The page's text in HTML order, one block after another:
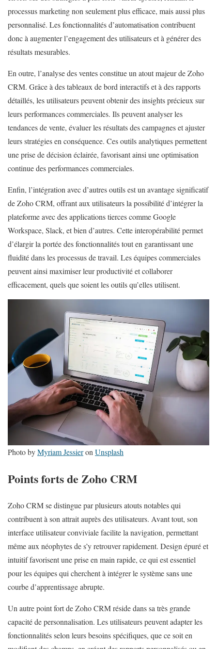
processus marketing non seulement plus efficace, mais aussi plus
personnalisé. Les fonctionnalités d’automatisation contribuent
donc à augmenter l’engagement des utilisateurs et à générer des
résultats mesurables.
En outre, l’analyse des ventes constitue un atout majeur de Zoho
CRM. Grâce à des tableaux de bord interactifs et à des rapports
détaillés, les utilisateurs peuvent obtenir des insights précieux sur
leurs performances commerciales. Ils peuvent analyser les
tendances de vente, évaluer les résultats des campagnes et ajuster
leurs stratégies en conséquence. Ces outils analytiques permettent
une prise de décision éclairée, favorisant ainsi une optimisation
continue des performances commerciales.
Enfin, l’intégration avec d’autres outils est un avantage significatif
de Zoho CRM, offrant aux utilisateurs la possibilité d’intégrer la
plateforme avec des applications tierces comme Google
Workspace, Slack, et bien d’autres. Cette interopérabilité permet
d’élargir la portée des fonctionnalités tout en garantissant une
fluidité dans les processus de travail. Les équipes commerciales
peuvent ainsi maximiser leur productivité et collaborer
efficacement, quels que soient les outils qu’elles utilisent.
Photo byMyriam JessieronUnsplash
Points forts de Zoho CRM
Zoho CRM se distingue par plusieurs atouts notables qui
contribuent à son attrait auprès des utilisateurs. Avant tout, son
interface utilisateur conviviale facilite la navigation, permettant
même aux néophytes de s’y retrouver rapidement. Design épuré et
intuitif favorisent une prise en main rapide, ce qui est essentiel
pour les équipes qui cherchent à intégrer le système sans une
courbe d’apprentissage abrupte.
Un autre point fort de Zoho CRM réside dans sa très grande
capacité de personnalisation. Les utilisateurs peuvent adapter les
fonctionnalités selon leurs besoins spécifiques, que ce soit en